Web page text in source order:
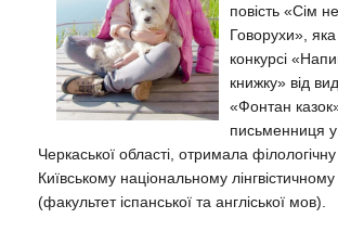
повість «Сім
Говорухи»,
конкурсі
книжку» від
«Фонтан
письменниця у
Черкаської області, отримала філологічну
Київському національному лінгвістичному
(факультет іспанської та англіської мов).